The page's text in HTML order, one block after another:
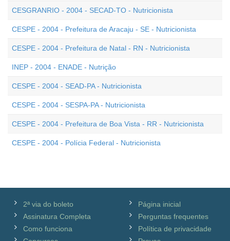
CESGRANRIO - 2004 - SECAD-TO - Nutricionista
CESPE - 2004 - Prefeitura de Aracaju - SE - Nutricionista
CESPE - 2004 - Prefeitura de Natal - RN - Nutricionista
INEP - 2004 - ENADE - Nutrição
CESPE - 2004 - SEAD-PA - Nutricionista
CESPE - 2004 - SESPA-PA - Nutricionista
CESPE - 2004 - Prefeitura de Boa Vista - RR - Nutricionista
CESPE - 2004 - Polícia Federal - Nutricionista
2ª via do boleto
Assinatura Completa
Como funciona
Página inicial
Perguntas frequentes
Política de privacidade